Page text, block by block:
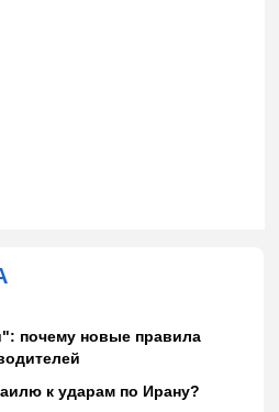
почему новые правила
к ударам по Ирану?